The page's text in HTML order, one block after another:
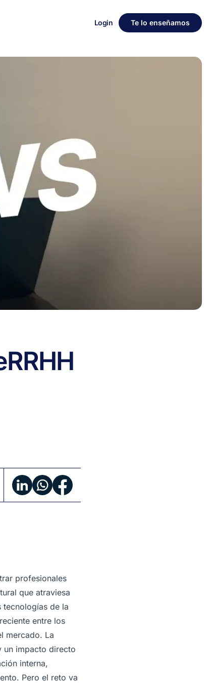
Login Te lo enseñamos
RRHH
profesionales
que atraviesa
tecnologías de la
entre los
mercado. La
un impacto directo
interna,
Pero el reto va